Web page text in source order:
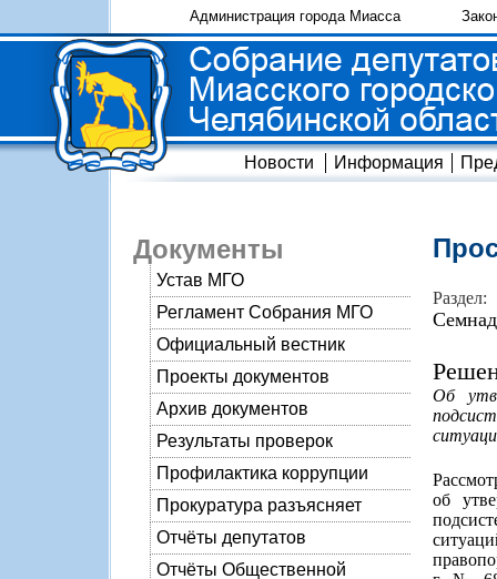
Администрация города Миасса
Новости Информация
Документы
Устав МГО
Регламент Собрания МГО
Официальный вестник
Проекты документов
Архив документов
Результаты проверок
Профилактика коррупции
Прокуратура разъясняет
Отчёты депутатов
Отчёты Общественной
Раздел:
Об
об